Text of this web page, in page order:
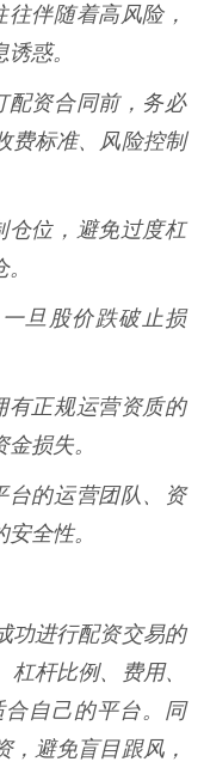
伴随着高风险，
惑。
配资合同前，务必
费标准、风险控制
仓位，避免过度杠
旦股价跌破止损
有正规运营资质的
损失。
台的运营团队、资
全性。
功进行配资交易的
杆比例、费用、
自己的平台。同
避免盲目跟风，